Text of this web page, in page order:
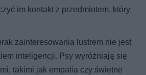
im kontakt z przedmiotem, który
zainteresowania lustrem nie jest
inteligencji. Psy wyróżniają się
takimi jak empatia czy świetne